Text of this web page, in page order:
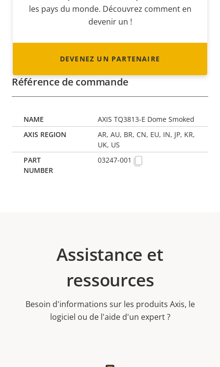
les pays du monde. Découvrez comment en
devenir un !
DEVENEZ UN PARTENAIRE
Référence de commande
AXIS TQ3813-E Dome Smoked
AR, AU, BR, CN, EU, IN, JP, KR,
UK, US
03247-001
Assistance et
ressources
Besoin d'informations sur les produits Axis, le
logiciel ou de l'aide d'un expert ?